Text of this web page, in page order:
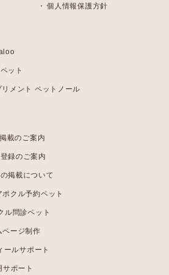
個人情報保護方針
ット
メント ペットノール
載のご案内
録のご案内
掲載について
クル予約ペット
ル問診ペット
ページ制作
ルサポート
ポート